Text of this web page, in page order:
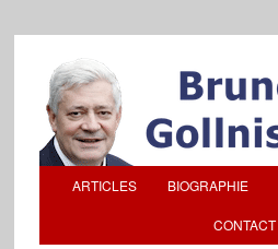
ARTICLES BIOGRAPHIE
CONTACT